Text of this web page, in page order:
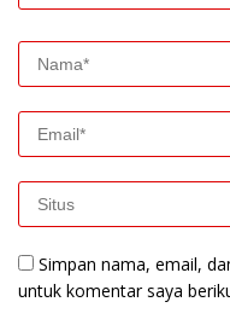
Simpan nama, email,
untuk komentar saya